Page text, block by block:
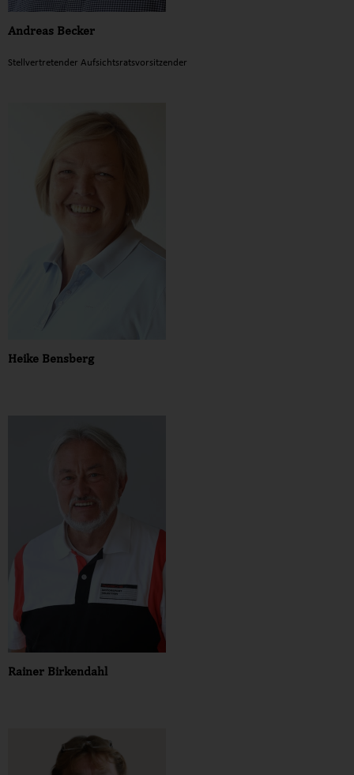
Andreas Becker
Stellvertretender Aufsichtsratsvorsitzender
Heike Bensberg
Rainer Birkendahl